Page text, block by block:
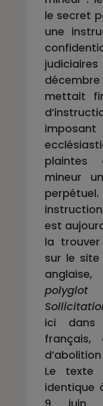
le secret
une
mettait
plaintes
mineur
est
la
sur le site
ici dans
Le texte
identique